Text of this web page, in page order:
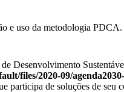
e uso da metodologia
Desenvolvimento
files/2020-09/
participa de soluções de seu